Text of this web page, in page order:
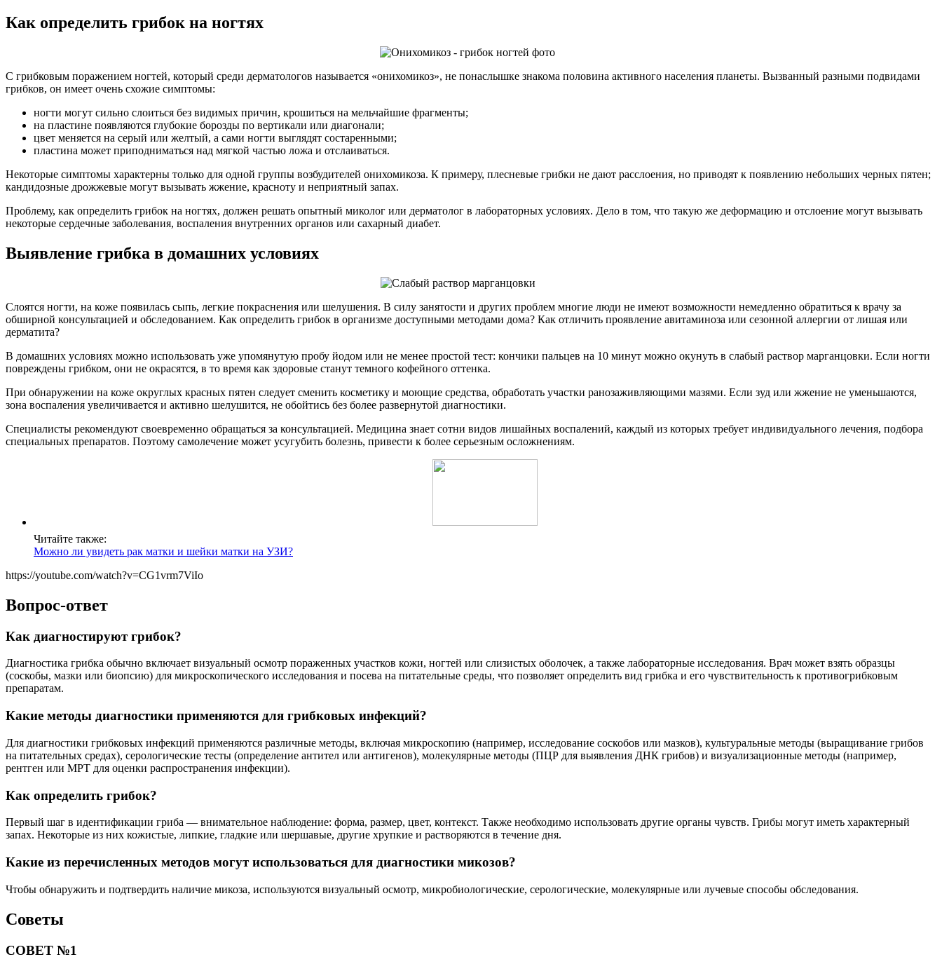
Как определить грибок на ногтях
С грибковым поражением ногтей, который среди дерматологов называется «онихомикоз», не понаслышке знакома половина активного населения планеты. Вызванный разными подвидами
грибков, он имеет очень схожие симптомы:
ногти могут сильно слоиться без видимых причин, крошиться на мельчайшие фрагменты;
на пластине появляются глубокие борозды по вертикали или диагонали;
цвет меняется на серый или желтый, а сами ногти выглядят состаренными;
пластина может приподниматься над мягкой частью ложа и отслаиваться.
Некоторые симптомы характерны только для одной группы возбудителей онихомикоза. К примеру, плесневые грибки не дают расслоения, но приводят к появлению небольших черных пятен;
кандидозные дрожжевые могут вызывать жжение, красноту и неприятный запах.
Проблему, как определить грибок на ногтях, должен решать опытный миколог или дерматолог в лабораторных условиях. Дело в том, что такую же деформацию и отслоение могут вызывать
некоторые сердечные заболевания, воспаления внутренних органов или сахарный диабет.
Выявление грибка в домашних условиях
Слоятся ногти, на коже появилась сыпь, легкие покраснения или шелушения. В силу занятости и других проблем многие люди не имеют возможности немедленно обратиться к врачу за
обширной консультацией и обследованием. Как определить грибок в организме доступными методами дома? Как отличить проявление авитаминоза или сезонной аллергии от лишая или
дерматита?
В домашних условиях можно использовать уже упомянутую пробу йодом или не менее простой тест: кончики пальцев на 10 минут можно окунуть в слабый раствор марганцовки. Если ногти
повреждены грибком, они не окрасятся, в то время как здоровые станут темного кофейного оттенка.
При обнаружении на коже округлых красных пятен следует сменить косметику и моющие средства, обработать участки ранозаживляющими мазями. Если зуд или жжение не уменьшаются,
зона воспаления увеличивается и активно шелушится, не обойтись без более развернутой диагностики.
Специалисты рекомендуют своевременно обращаться за консультацией. Медицина знает сотни видов лишайных воспалений, каждый из которых требует индивидуального лечения, подбора
специальных препаратов. Поэтому самолечение может усугубить болезнь, привести к более серьезным осложнениям.
Читайте также:
Можно ли увидеть рак матки и шейки матки на УЗИ?
https://youtube.com/watch?v=CG1vrm7ViIo
Вопрос-ответ
Как диагностируют грибок?
Диагностика грибка обычно включает визуальный осмотр пораженных участков кожи, ногтей или слизистых оболочек, а также лабораторные исследования. Врач может взять образцы
(соскобы, мазки или биопсию) для микроскопического исследования и посева на питательные среды, что позволяет определить вид грибка и его чувствительность к противогрибковым
препаратам.
Какие методы диагностики применяются для грибковых инфекций?
Для диагностики грибковых инфекций применяются различные методы, включая микроскопию (например, исследование соскобов или мазков), культуральные методы (выращивание грибов
на питательных средах), серологические тесты (определение антител или антигенов), молекулярные методы (ПЦР для выявления ДНК грибов) и визуализационные методы (например,
рентген или МРТ для оценки распространения инфекции).
Как определить грибок?
Первый шаг в идентификации гриба — внимательное наблюдение: форма, размер, цвет, контекст. Также необходимо использовать другие органы чувств. Грибы могут иметь характерный
запах. Некоторые из них кожистые, липкие, гладкие или шершавые, другие хрупкие и растворяются в течение дня.
Какие из перечисленных методов могут использоваться для диагностики микозов?
Чтобы обнаружить и подтвердить наличие микоза, используются визуальный осмотр, микробиологические, серологические, молекулярные или лучевые способы обследования.
Советы
СОВЕТ №1